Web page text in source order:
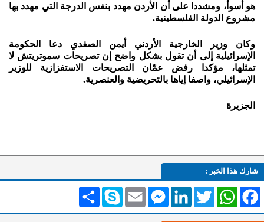
هو أسوأ، ومشددا على أن الأردن مهدد بنفس الدرجة التي مهدد بها
مشروع الدولة الفلسطينية.
وكان وزير الخارجية الأردني أيمن الصفدي دعا الحكومة
الإسرائيلية إلى أن تقول بشكل واضح إن تصريحات سموتريتش لا
تمثلها، مؤكدا رفض عمّان التصريحات الاستفزازية للوزير
الإسرائيلي، واصفا إياها بالتحريضية والعنصرية.
الجزيرة
شارك هذا الخبر :
انشر Skype Email
MessengerLinkedInTwitterWhatsAppFacebook